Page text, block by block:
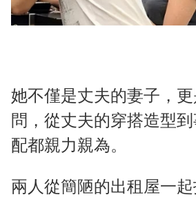
她不僅是丈夫的妻子，
問，從丈夫的穿搭造型
配都親力親為。
兩人從簡陋的出租屋一